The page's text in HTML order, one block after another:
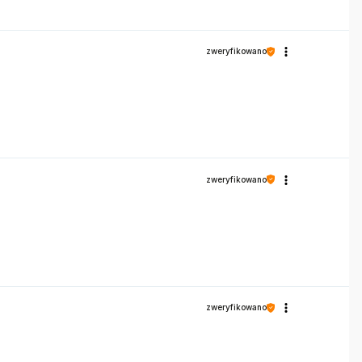
zweryfikowano
zweryfikowano
zweryfikowano